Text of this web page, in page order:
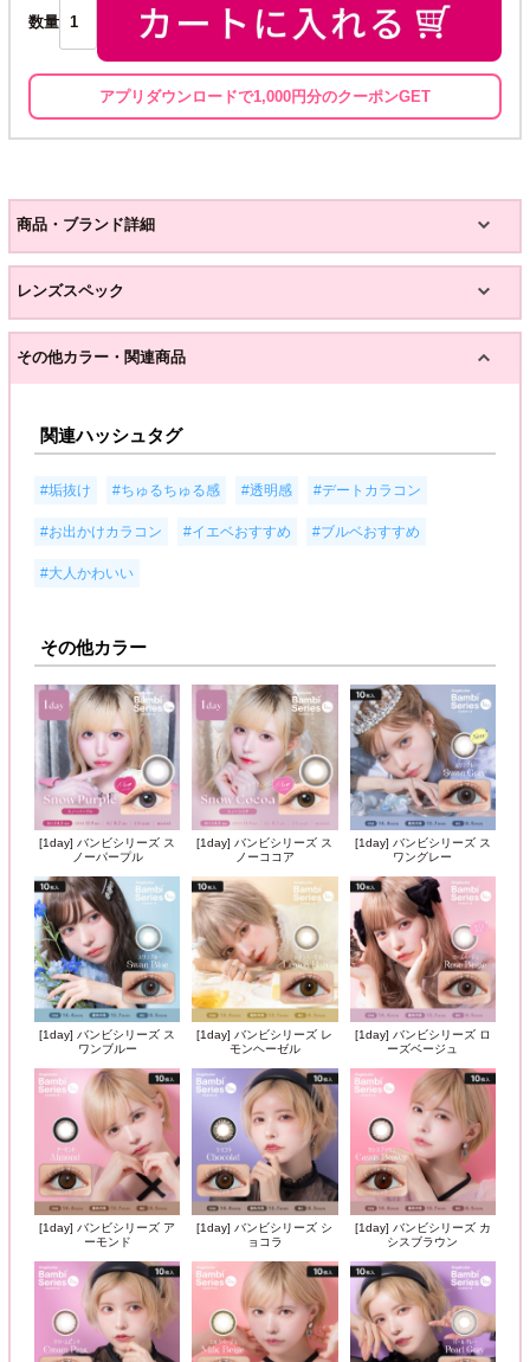
数量
アプリダウンロードで1,000円分のクーポンGET
商品・ブランド詳細
レンズスペック
その他カラー・関連商品
関連ハッシュタグ
#垢抜け #ちゅるちゅる感 #透明感 #デートカラコン
#お出かけカラコン #イエベおすすめ #ブルベおすすめ
#大人かわいい
その他カラー
[1day] バンビシリーズ ス
ノーパープル
[1day] バンビシリーズ ス
ノーココア
[1day] バンビシリーズ ス
ワングレー
[1day] バンビシリーズ ス
ワンブルー
[1day] バンビシリーズ レ
モンヘーゼル
[1day] バンビシリーズ ロ
ーズベージュ
[1day] バンビシリーズ ア
ーモンド
[1day] バンビシリーズ シ
ョコラ
[1day] バンビシリーズ カ
シスブラウン